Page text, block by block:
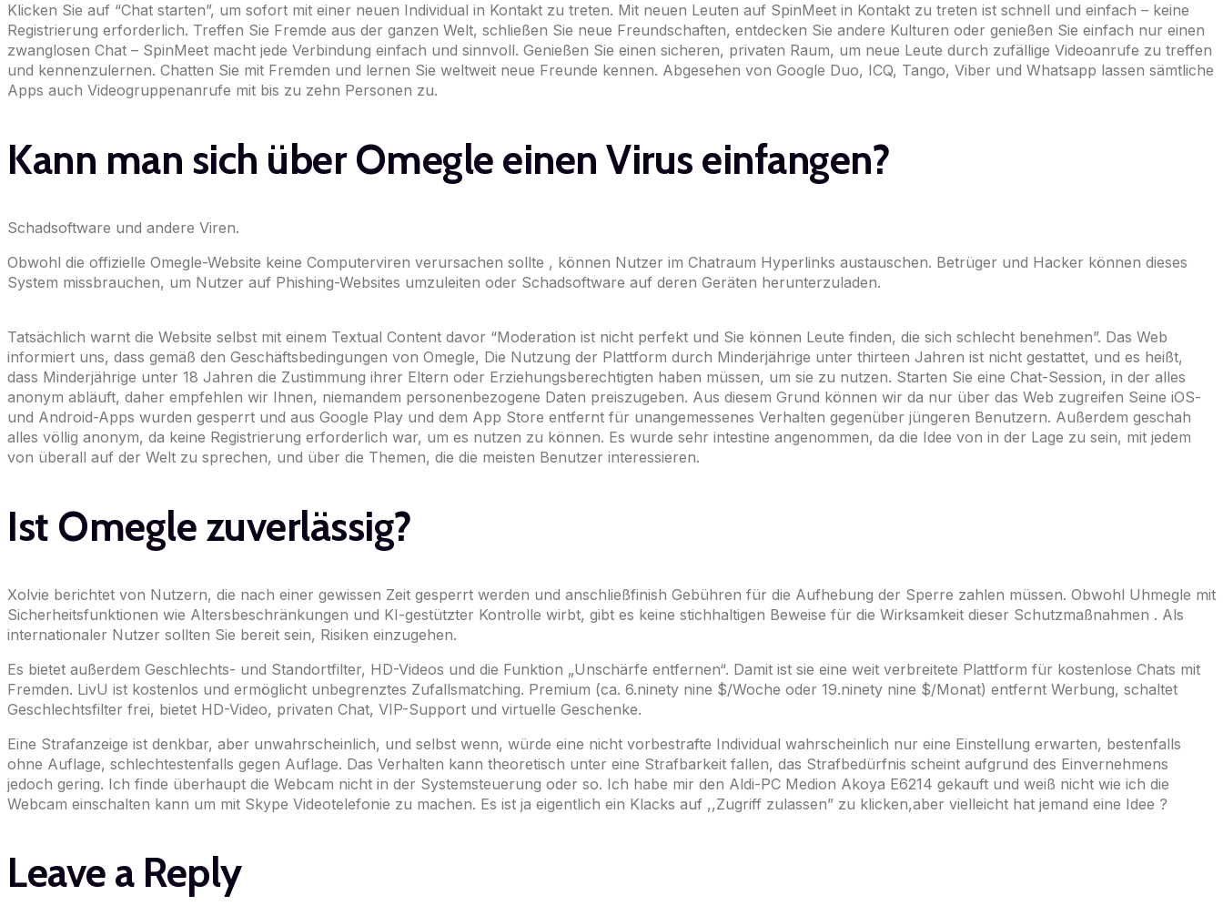
Klicken Sie auf “Chat starten”, um sofort mit einer neuen Individual in Kontakt zu treten. Mit neuen Leuten auf SpinMeet in Kontakt zu treten ist schnell und einfach – keine
Registrierung erforderlich. Treffen Sie Fremde aus der ganzen Welt, schließen Sie neue Freundschaften, entdecken Sie andere Kulturen oder genießen Sie einfach nur einen
zwanglosen Chat – SpinMeet macht jede Verbindung einfach und sinnvoll. Genießen Sie einen sicheren, privaten Raum, um neue Leute durch zufällige Videoanrufe zu treffen
und kennenzulernen. Chatten Sie mit Fremden und lernen Sie weltweit neue Freunde kennen. Abgesehen von Google Duo, ICQ, Tango, Viber und Whatsapp lassen sämtliche
Apps auch Videogruppenanrufe mit bis zu zehn Personen zu.
Kann man sich über Omegle einen Virus einfangen?
Schadsoftware und andere Viren.
Obwohl die offizielle Omegle-Website keine Computerviren verursachen sollte , können Nutzer im Chatraum Hyperlinks austauschen. Betrüger und Hacker können dieses
System missbrauchen, um Nutzer auf Phishing-Websites umzuleiten oder Schadsoftware auf deren Geräten herunterzuladen.
Tatsächlich warnt die Website selbst mit einem Textual Content davor “Moderation ist nicht perfekt und Sie können Leute finden, die sich schlecht benehmen”. Das Web
informiert uns, dass gemäß den Geschäftsbedingungen von Omegle, Die Nutzung der Plattform durch Minderjährige unter thirteen Jahren ist nicht gestattet, und es heißt,
dass Minderjährige unter 18 Jahren die Zustimmung ihrer Eltern oder Erziehungsberechtigten haben müssen, um sie zu nutzen. Starten Sie eine Chat-Session, in der alles
anonym abläuft, daher empfehlen wir Ihnen, niemandem personenbezogene Daten preiszugeben. Aus diesem Grund können wir da nur über das Web zugreifen Seine iOS-
und Android-Apps wurden gesperrt und aus Google Play und dem App Store entfernt für unangemessenes Verhalten gegenüber jüngeren Benutzern. Außerdem geschah
alles völlig anonym, da keine Registrierung erforderlich war, um es nutzen zu können. Es wurde sehr intestine angenommen, da die Idee von in der Lage zu sein, mit jedem
von überall auf der Welt zu sprechen, und über die Themen, die die meisten Benutzer interessieren.
Ist Omegle zuverlässig?
Xolvie berichtet von Nutzern, die nach einer gewissen Zeit gesperrt werden und anschließfinish Gebühren für die Aufhebung der Sperre zahlen müssen. Obwohl Uhmegle mit
Sicherheitsfunktionen wie Altersbeschränkungen und KI-gestützter Kontrolle wirbt, gibt es keine stichhaltigen Beweise für die Wirksamkeit dieser Schutzmaßnahmen . Als
internationaler Nutzer sollten Sie bereit sein, Risiken einzugehen.
Es bietet außerdem Geschlechts- und Standortfilter, HD-Videos und die Funktion „Unschärfe entfernen“. Damit ist sie eine weit verbreitete Plattform für kostenlose Chats mit
Fremden. LivU ist kostenlos und ermöglicht unbegrenztes Zufallsmatching. Premium (ca. 6.ninety nine $/Woche oder 19.ninety nine $/Monat) entfernt Werbung, schaltet
Geschlechtsfilter frei, bietet HD-Video, privaten Chat, VIP-Support und virtuelle Geschenke.
Eine Strafanzeige ist denkbar, aber unwahrscheinlich, und selbst wenn, würde eine nicht vorbestrafte Individual wahrscheinlich nur eine Einstellung erwarten, bestenfalls
ohne Auflage, schlechtestenfalls gegen Auflage. Das Verhalten kann theoretisch unter eine Strafbarkeit fallen, das Strafbedürfnis scheint aufgrund des Einvernehmens
jedoch gering. Ich finde überhaupt die Webcam nicht in der Systemsteuerung oder so. Ich habe mir den Aldi-PC Medion Akoya E6214 gekauft und weiß nicht wie ich die
Webcam einschalten kann um mit Skype Videotelefonie zu machen. Es ist ja eigentlich ein Klacks auf ,,Zugriff zulassen” zu klicken,aber vielleicht hat jemand eine Idee ?
Leave a Reply